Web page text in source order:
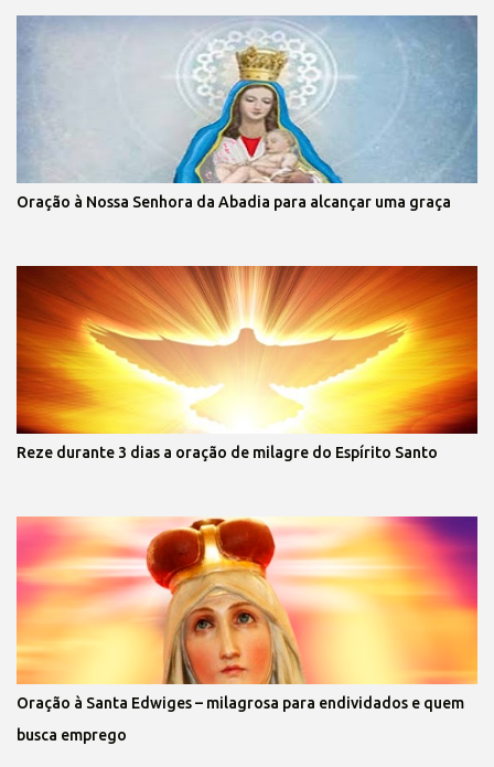
Oração à Nossa Senhora da Abadia para alcançar uma graça
Reze durante 3 dias a oração de milagre do Espírito Santo
Oração à Santa Edwiges – milagrosa para endividados e quem
busca emprego